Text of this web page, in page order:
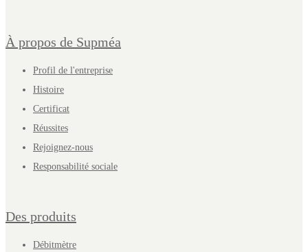
À propos de Supméa
Profil de l'entreprise
Histoire
Certificat
Réussites
Rejoignez-nous
Responsabilité sociale
Des produits
Débitmètre